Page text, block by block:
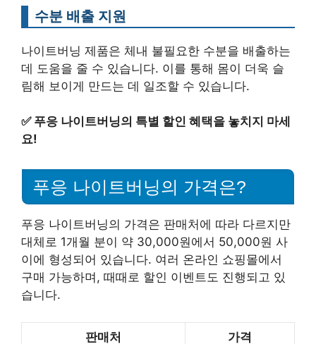
수분 배출 지원
나이트버닝 제품은 체내 불필요한 수분을 배출하는
데 도움을 줄 수 있습니다. 이를 통해 몸이 더욱 슬
림해 보이게 만드는 데 일조할 수 있습니다.
✅ 푸응 나이트버닝의 특별 할인 혜택을 놓치지 마세
요!
푸응 나이트버닝의 가격은?
푸응 나이트버닝의 가격은 판매처에 따라 다르지만
대체로 1개월 분이 약 30,000원에서 50,000원 사
이에 형성되어 있습니다. 여러 온라인 쇼핑몰에서
구매 가능하며, 때때로 할인 이벤트도 진행되고 있
습니다.
판매처 가격